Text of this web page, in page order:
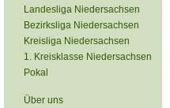
Landesliga Niedersachsen
Bezirksliga Niedersachsen
Kreisliga Niedersachsen
1. Kreisklasse Niedersachsen
Pokal
Über uns